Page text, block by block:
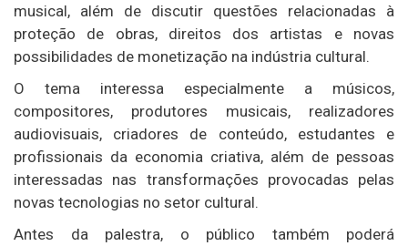
musical, além de discutir questões relacionadas à
proteção de obras, direitos dos artistas e novas
possibilidades de monetização na indústria cultural.
O tema interessa especialmente a músicos,
compositores, produtores musicais, realizadores
audiovisuais, criadores de conteúdo, estudantes e
profissionais da economia criativa, além de pessoas
interessadas nas transformações provocadas pelas
novas tecnologias no setor cultural.
Antes da palestra, o público também poderá